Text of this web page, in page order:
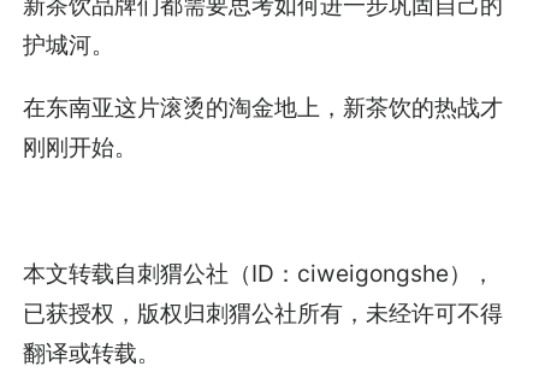
护城河。
在东南亚这片滚烫的淘金地上，新茶饮的热战才
刚刚开始。
本文转载自刺猬公社（ID：ciweigongshe），
已获授权，版权归刺猬公社所有，未经许可不得
翻译或转载。